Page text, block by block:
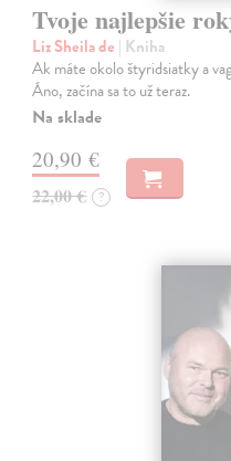
Tvoje najlepšie
Liz Sheila de | Kniha
Ak máte okolo štyridsiatky a
Áno, začína sa to už teraz.
Na sklade
20,90 €
22,00 € ?